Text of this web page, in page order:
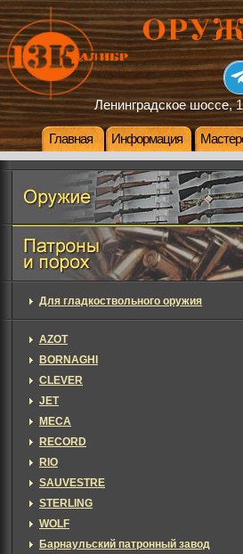
Ленинградское шоссе,
Главная Информация
Для гладкоствольного оружия
AZOT
BORNAGHI
CLEVER
JET
MECA
RECORD
RIO
SAUVESTRE
STERLING
WOLF
Барнаульский патронный завод